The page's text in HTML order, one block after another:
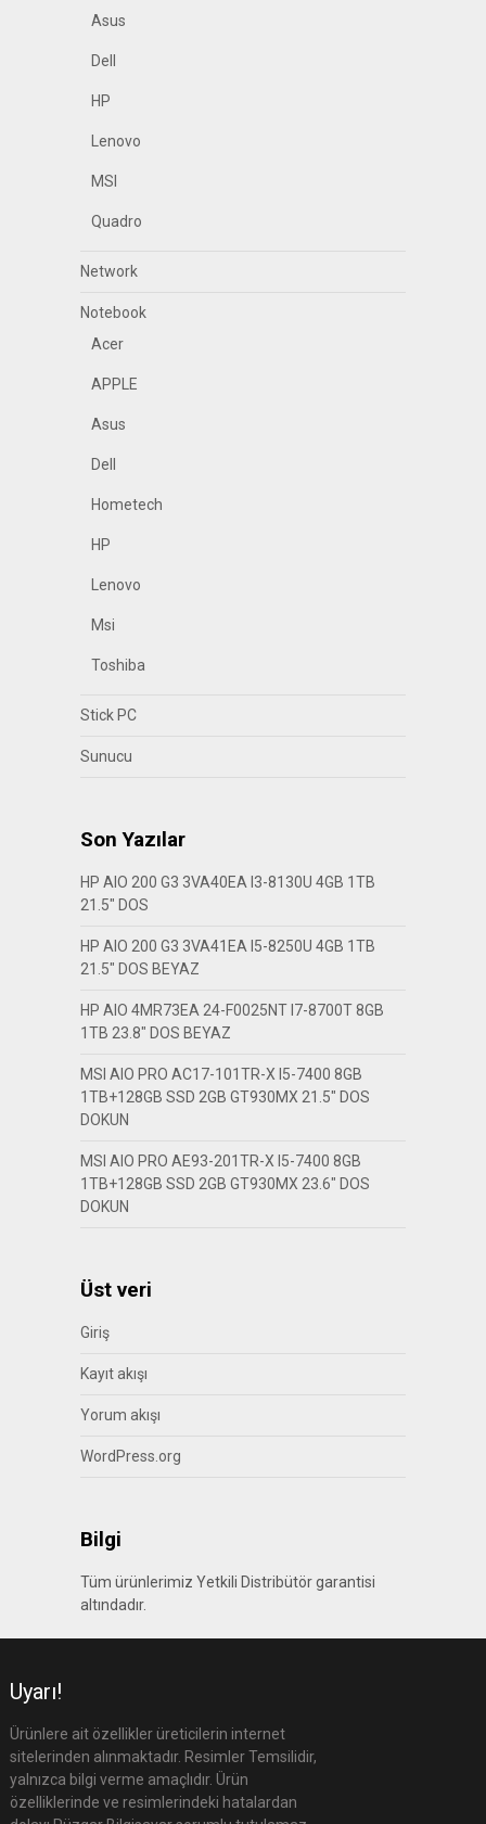
Asus
Dell
HP
Lenovo
MSI
Quadro
Network
Notebook
Acer
APPLE
Asus
Dell
Hometech
HP
Lenovo
Msi
Toshiba
Stick PC
Sunucu
Son Yazılar
HP AIO 200 G3 3VA40EA I3-8130U 4GB 1TB
21.5″ DOS
HP AIO 200 G3 3VA41EA I5-8250U 4GB 1TB
21.5″ DOS BEYAZ
HP AIO 4MR73EA 24-F0025NT I7-8700T 8GB
1TB 23.8″ DOS BEYAZ
MSI AIO PRO AC17-101TR-X I5-7400 8GB
1TB+128GB SSD 2GB GT930MX 21.5″ DOS
DOKUN
MSI AIO PRO AE93-201TR-X I5-7400 8GB
1TB+128GB SSD 2GB GT930MX 23.6″ DOS
DOKUN
Üst veri
Giriş
Kayıt akışı
Yorum akışı
WordPress.org
Bilgi
Tüm ürünlerimiz Yetkili Distribütör garantisi
altındadır.
Uyarı!
Ürünlere ait özellikler üreticilerin internet
sitelerinden alınmaktadır. Resimler Temsilidir,
yalnızca bilgi verme amaçlıdır. Ürün
özelliklerinde ve resimlerindeki hatalardan